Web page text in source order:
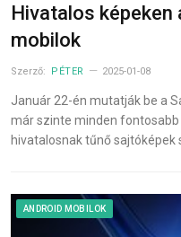
Hivatalos képeken
mobilok
Szerző: PÉTER 2025-01-08
Január 22-én mutatják be a
már szinte minden
hivatalosnak tűnő sajtóképek
ANDROID MOBILOK